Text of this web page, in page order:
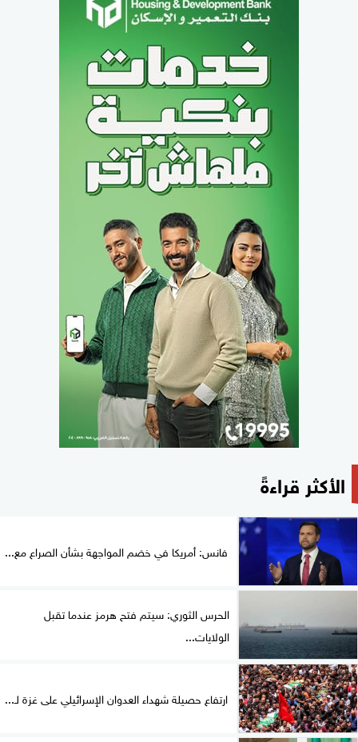
الأكثر قراءةً
فانس: أمريكا في خضم المواجهة بشأن الصراع مع...
الحرس الثوري: سيتم فتح هرمز عندما تقبل
الولايات...
ارتفاع حصيلة شهداء العدوان الإسرائيلي على غزة لـ...